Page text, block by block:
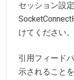
セッション設
けてください
引用フィード
示されること